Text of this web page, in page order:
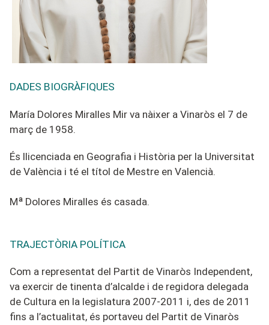
DADES BIOGRÀFIQUES
María Dolores Miralles Mir va nàixer a Vinaròs el 7 de
març de 1958.
És llicenciada en Geografia i Història per la Universitat
de València i té el títol de Mestre en Valencià.
Mª Dolores Miralles és casada.
TRAJECTÒRIA POLÍTICA
Com a representat del Partit de Vinaròs Independent,
va exercir de tinenta d’alcalde i de regidora delegada
de Cultura en la legislatura 2007-2011 i, des de 2011
fins a l’actualitat, és portaveu del Partit de Vinaròs